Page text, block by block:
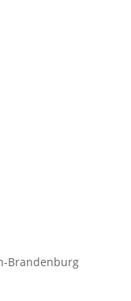
Brandenburg